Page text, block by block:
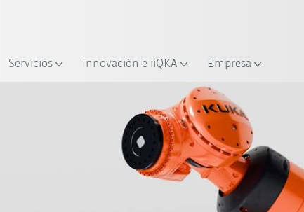
Servicios Innovación e iiQKA Empresa